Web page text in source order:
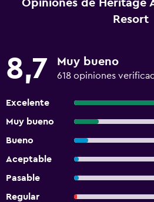
Opiniones de Heritage
Resort
8,7 Muy bueno
618 opiniones
Excelente
Muy bueno
Bueno
Aceptable
Pasable
Regular